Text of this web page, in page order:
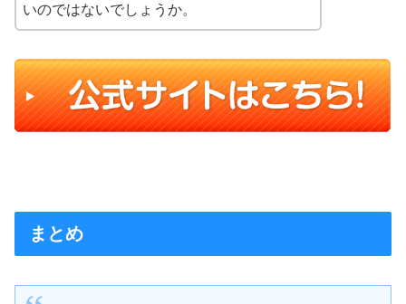
いのではないでしょうか。
まとめ